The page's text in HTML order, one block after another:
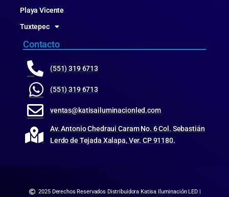
Playa Vicente
Tuxtepec
Contacto
(551) 319 6713
(551) 319 6713
ventas@katisailuminacionled.com
Av. Antonio Chedraui Caram No. 6 Col. Sebastián
Lerdo de Tejada Xalapa, Ver. CP 91180.
2025 Derechos Reservados Distribuidora Katisa Iluminación LED |